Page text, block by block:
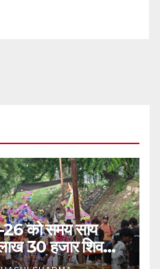
को समय साय
30 हजार शिव
को प्रस्थान कर